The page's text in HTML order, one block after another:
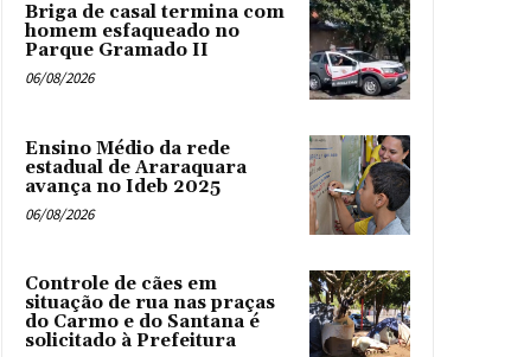
Briga de casal termina com
homem esfaqueado no
Parque Gramado II
06/08/2026
Ensino Médio da rede
estadual de Araraquara
avança no Ideb 2025
06/08/2026
Controle de cães em
situação de rua nas praças
do Carmo e do Santana é
solicitado à Prefeitura